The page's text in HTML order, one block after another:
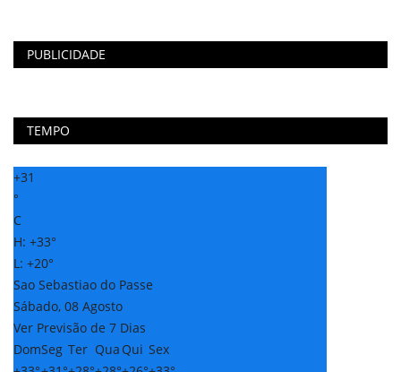
PUBLICIDADE
TEMPO
+31
°
C
H: +33°
L: +20°
Sao Sebastiao do Passe
Sábado, 08 Agosto
Ver Previsão de 7 Dias
DomSeg Ter Qua Qui Sex